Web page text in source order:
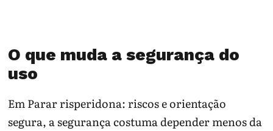
O que muda a segurança do
uso
Em Parar risperidona: riscos e orientação
segura, a segurança costuma depender menos da